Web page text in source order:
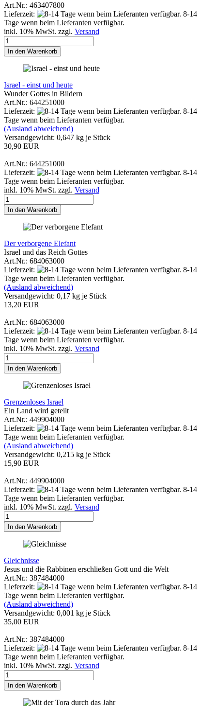
Art.Nr.: 463407800
Lieferzeit:
8-14
Tage wenn beim Lieferanten verfügbar.
inkl. 10% MwSt. zzgl. Versand
In den Warenkorb
Israel - einst und heute
Wunder Gottes in Bildern
Art.Nr.: 644251000
Lieferzeit:
8-14
Tage wenn beim Lieferanten verfügbar.
(Ausland abweichend)
Versandgewicht: 0,647 kg je Stück
30,90 EUR
Art.Nr.: 644251000
Lieferzeit:
8-14
Tage wenn beim Lieferanten verfügbar.
inkl. 10% MwSt. zzgl. Versand
In den Warenkorb
Der verborgene Elefant
Israel und das Reich Gottes
Art.Nr.: 684063000
Lieferzeit:
8-14
Tage wenn beim Lieferanten verfügbar.
(Ausland abweichend)
Versandgewicht: 0,17 kg je Stück
13,20 EUR
Art.Nr.: 684063000
Lieferzeit:
8-14
Tage wenn beim Lieferanten verfügbar.
inkl. 10% MwSt. zzgl. Versand
In den Warenkorb
Grenzenloses Israel
Ein Land wird geteilt
Art.Nr.: 449904000
Lieferzeit:
8-14
Tage wenn beim Lieferanten verfügbar.
(Ausland abweichend)
Versandgewicht: 0,215 kg je Stück
15,90 EUR
Art.Nr.: 449904000
Lieferzeit:
8-14
Tage wenn beim Lieferanten verfügbar.
inkl. 10% MwSt. zzgl. Versand
In den Warenkorb
Gleichnisse
Jesus und die Rabbinen erschließen Gott und die Welt
Art.Nr.: 387484000
Lieferzeit:
8-14
Tage wenn beim Lieferanten verfügbar.
(Ausland abweichend)
Versandgewicht: 0,001 kg je Stück
35,00 EUR
Art.Nr.: 387484000
Lieferzeit:
8-14
Tage wenn beim Lieferanten verfügbar.
inkl. 10% MwSt. zzgl. Versand
In den Warenkorb